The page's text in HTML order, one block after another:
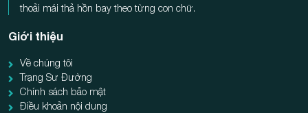
thoải mái thả hồn bay theo từng con chữ.
Giới thiệu
Về chúng tôi
Trạng Sư Đường
Chính sách bảo mật
Điều khoản nội dung